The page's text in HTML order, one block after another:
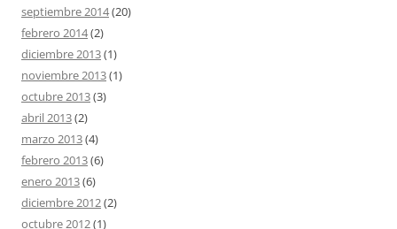
septiembre 2014(20)
febrero 2014(2)
diciembre 2013(1)
noviembre 2013(1)
octubre 2013(3)
abril 2013(2)
marzo 2013(4)
febrero 2013(6)
enero 2013(6)
diciembre 2012(2)
octubre 2012(1)